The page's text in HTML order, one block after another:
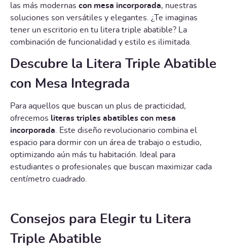
las más modernas con mesa incorporada, nuestras
soluciones son versátiles y elegantes. ¿Te imaginas
tener un escritorio en tu litera triple abatible? La
combinación de funcionalidad y estilo es ilimitada.
Descubre la Litera Triple Abatible
con Mesa Integrada
Para aquellos que buscan un plus de practicidad,
ofrecemos literas triples abatibles con mesa
incorporada . Este diseño revolucionario combina el
espacio para dormir con un área de trabajo o estudio,
optimizando aún más tu habitación. Ideal para
estudiantes o profesionales que buscan maximizar cada
centímetro cuadrado.
Consejos para Elegir tu Litera
Triple Abatible